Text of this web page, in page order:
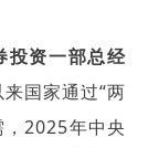
投资一部总经
国家通过“两
，2025年中央